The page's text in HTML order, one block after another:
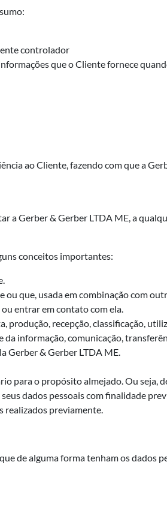
controlador
que o Cliente fornece
ao Cliente, fazendo com que a
a Gerber & Gerber LTDA ME, a
conceitos importantes:
que, usada em combinação com
entrar em contato com ela.
recepção, classificação,
informação, comunicação,
Gerber & Gerber LTDA ME.
para o propósito almejado. Ou seja,
dados pessoais com finalidade
realizados previamente.
de alguma forma tenham os dados